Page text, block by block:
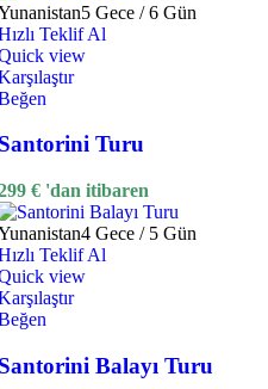
5 Gece / 6 Gün
Teklif Al
view
Turu
€ 'dan itibaren
4 Gece / 5 Gün
Teklif Al
view
Balayı Turu